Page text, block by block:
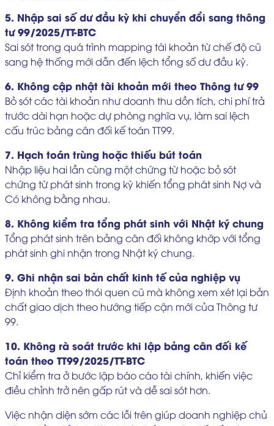
5. Nhập sai số dư đầu kỳ khi chuyển đổi sang thông
tư 99/2025/TT-BTC
Sai sót trong quá trình mapping tài khoản từ chế độ cũ
sang hệ thống mới dẫn đến lệch tổng số dư đầu kỳ.
6. Không cập nhật tài khoản mới theo Thông tư 99
Bỏ sót các tài khoản như doanh thu dồn tích, chi phí trả
trước dài hạn hoặc dự phòng nghĩa vụ, làm sai lệch
cấu trúc bảng cân đối kế toán TT99.
7. Hạch toán trùng hoặc thiếu bút toán
Nhập liệu hai lần cùng một chứng từ hoặc bỏ sót
chứng từ phát sinh trong kỳ khiến tổng phát sinh Nợ và
Có không bằng nhau.
8. Không kiểm tra tổng phát sinh với Nhật ký chung
Tổng phát sinh trên bảng cân đối không khớp với tổng
phát sinh ghi nhận trong Nhật ký chung.
9. Ghi nhận sai bản chất kinh tế của nghiệp vụ
Định khoản theo thói quen cũ mà không xem xét lại bản
chất giao dịch theo hướng tiếp cận mới của Thông tư
99.
10. Không rà soát trước khi lập bảng cân đối kế
toán theo TT99/2025/TT-BTC
Chỉ kiểm tra ở bước lập báo cáo tài chính, khiến việc
điều chỉnh trở nên gấp rút và dễ sai sót hơn.
Việc nhận diện sớm các lỗi trên giúp doanh nghiệp chủ